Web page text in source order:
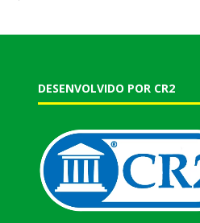
DESENVOLVIDO POR CR2